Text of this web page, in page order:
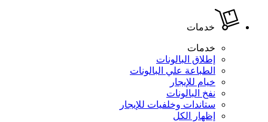
خدمات
خدمات
إطلاق البالونات
الطباعة علي البالونات
خيام للإيجار
نفخ البالونات
ستاندات وخلفيات للإيجار
إظهار الكل